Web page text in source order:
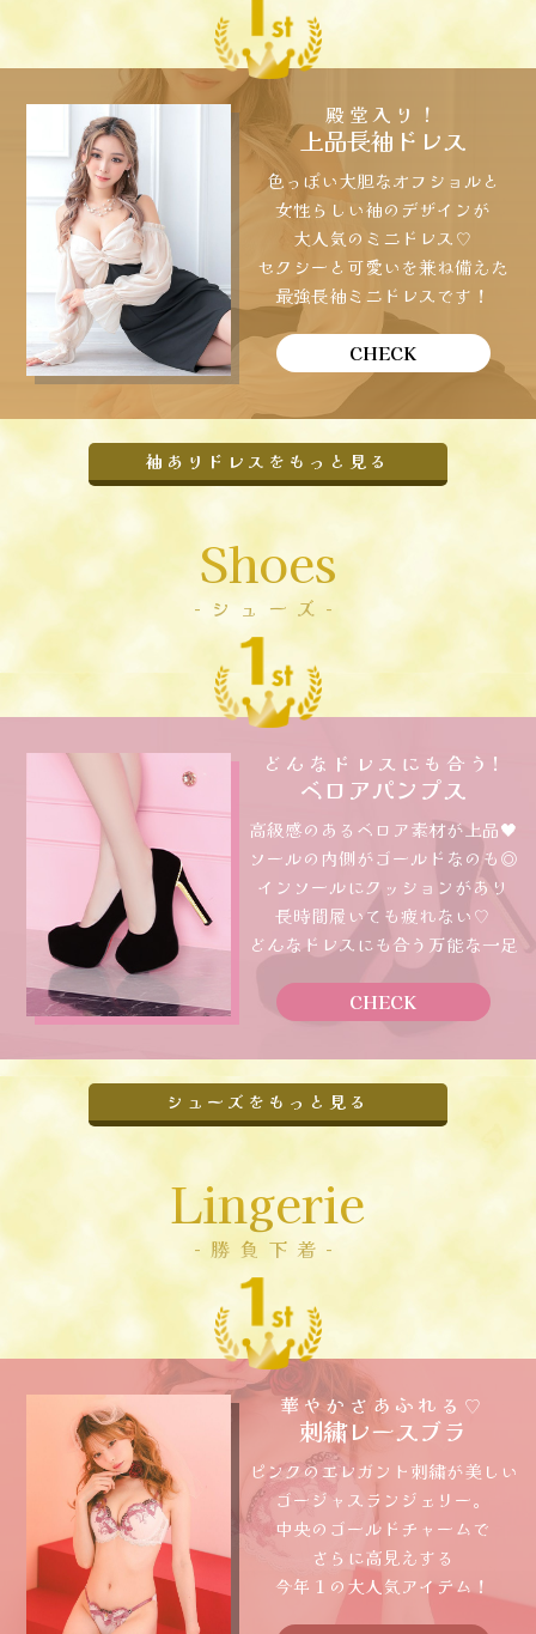
殿堂入り！
上品長袖ドレス
色っぽい大胆なオフショルと
女性らしい袖のデザインが
大人気のミニドレス♡
セクシーと可愛いを兼ね備えた
最強長袖ミニドレスです！
CHECK
袖ありドレスをもっと見る
Shoes
-シューズ-
どんなドレスにも合う!
ベロアパンプス
高級感のあるベロア素材が上品🖤
ソールの内側がゴールドなのも◎
インソールにクッションがあり
長時間履いても疲れない♡
どんなドレスにも合う万能な一足
CHECK
シューズをもっと見る
Lingerie
-勝負下着-
華やかさあふれる♡
刺繍レースブラ
ピンクのエレガント刺繍が美しい
ゴージャスランジェリー。
中央のゴールドチャームで
さらに高見えする
今年１の大人気アイテム！